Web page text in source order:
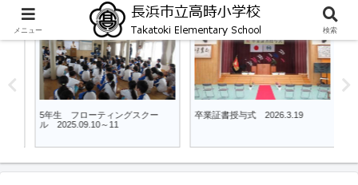
5年
5年生 フローティングスクー
ル 2025.09.10～11
全校
卒業証書授与式 2026.3.19
メニュー 検索